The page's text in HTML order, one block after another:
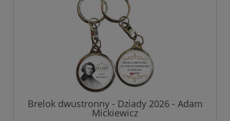
Brelok dwustronny - Dziady 2026 - Adam
Mickiewicz